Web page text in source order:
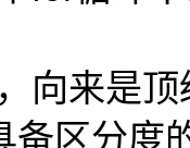
向来是
备区分度